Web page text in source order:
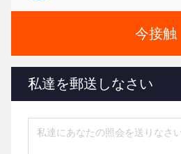
今接触
私達を郵送しなさい